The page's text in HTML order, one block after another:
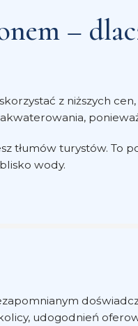
–
z niższych
tłumów turystów. To
wody.
udogodnień